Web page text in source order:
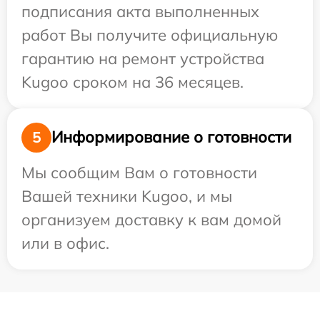
подписания акта выполненных
работ Вы получите официальную
гарантию на ремонт устройства
Kugoo сроком на 36 месяцев.
5
Информирование о готовности
Мы сообщим Вам о готовности
Вашей техники Kugoo, и мы
организуем доставку к вам домой
или в офис.